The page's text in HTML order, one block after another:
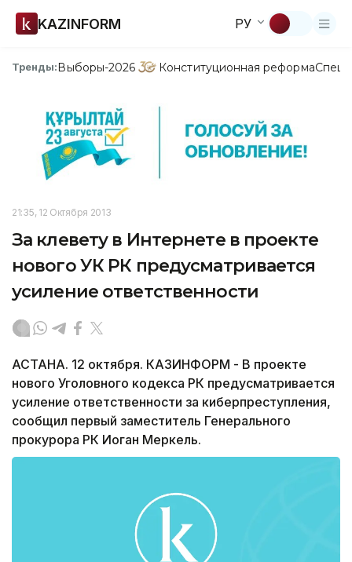
KAZINFORM РУ
Тренды:Выборы-2026 Конституционная реформа
21:35, 12 Октября 2013
За клевету в Интернете в проекте
нового УК РК предусматривается
усиление ответственности
АСТАНА. 12 октября. КАЗИНФОРМ - В проекте
нового Уголовного кодекса РК предусматривается
усиление ответственности за киберпреступления,
сообщил первый заместитель Генерального
прокурора РК Иоган Меркель.